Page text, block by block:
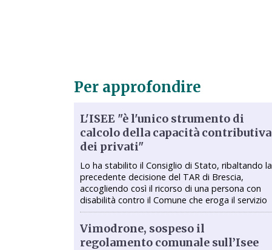
Per approfondire
L'ISEE "è l'unico strumento di
calcolo della capacità contributiva
dei privati"
Lo ha stabilito il Consiglio di Stato, ribaltando la
precedente decisione del TAR di Brescia,
accogliendo così il ricorso di una persona con
disabilità contro il Comune che eroga il servizio
Vimodrone, sospeso il
regolamento comunale sull’Isee